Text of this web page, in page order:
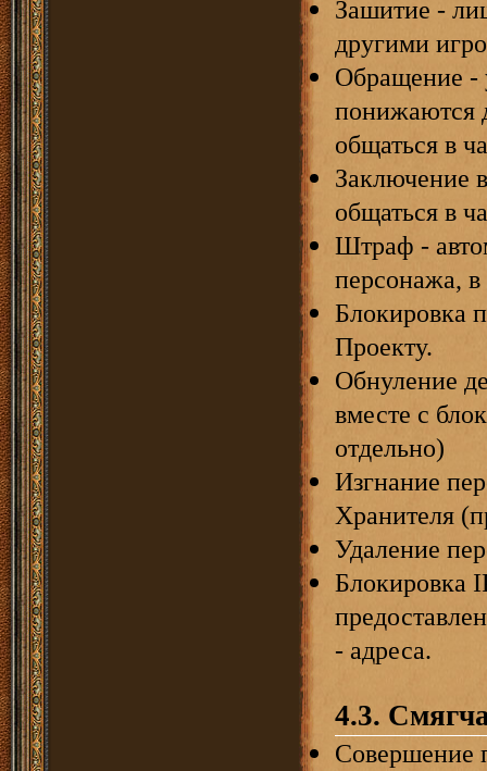
Зашитие -
другими
Обращение -
понижаются
общаться в
Заключение
общаться в
Штраф -
персонажа, в
Блокировка
Проекту.
Обнуление
вместе с
отдельно)
Изгнание
Хранителя
Удаление
Блокировка
- адреса.
4.3.
Совершение